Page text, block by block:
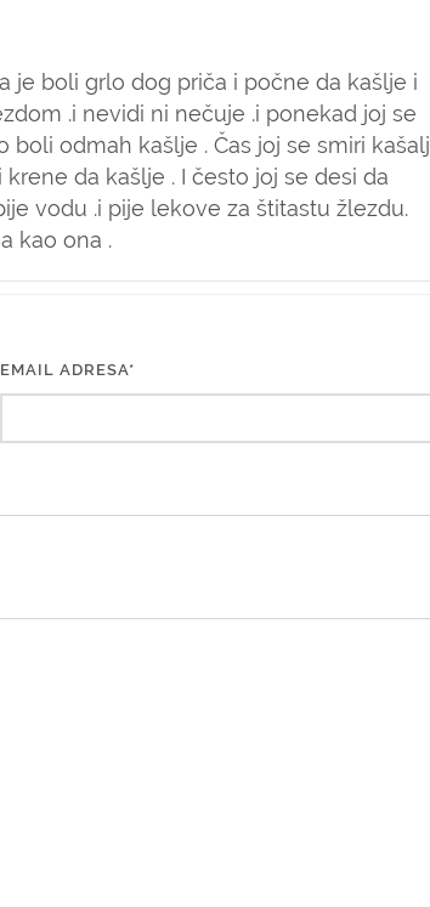
je boli grlo dog priča i počne da kašlje i
.i nevidi ni nečuje .i ponekad joj se
boli odmah kašlje . Čas joj se smiri kašalj
da kašlje . I često joj se desi da
vodu .i pije lekove za štitastu žlezdu.
kao ona .
EMAIL ADRESA*